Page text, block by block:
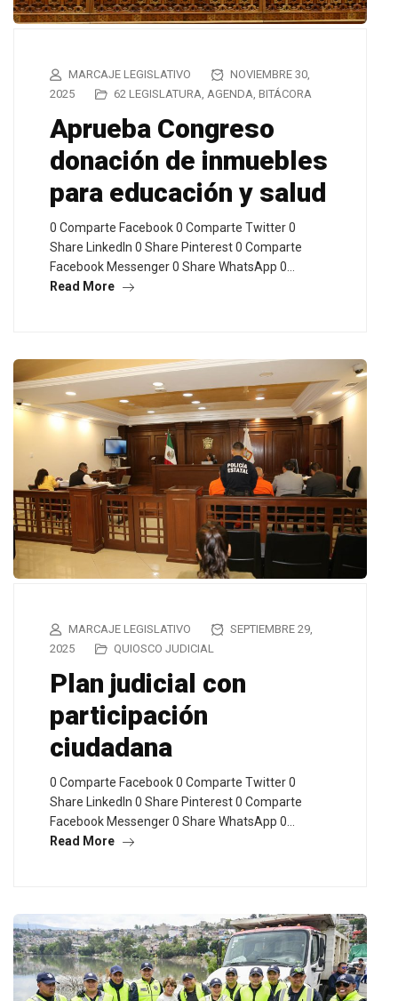
MARCAJE LEGISLATIVO
NOVIEMBRE 30,
2025
62 LEGISLATURA AGENDA BITÁCORA
Aprueba Congreso
donación de inmuebles
para educación y salud
0 Comparte Facebook 0 Comparte Twitter 0
Share LinkedIn 0 Share Pinterest 0 Comparte
Facebook Messenger 0 Share WhatsApp 0…
Read More
MARCAJE LEGISLATIVO
SEPTIEMBRE 29,
2025
QUIOSCO JUDICIAL
Plan judicial con
participación
ciudadana
0 Comparte Facebook 0 Comparte Twitter 0
Share LinkedIn 0 Share Pinterest 0 Comparte
Facebook Messenger 0 Share WhatsApp 0…
Read More